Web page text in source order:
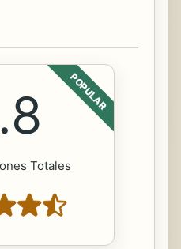
POPULAR
Totales